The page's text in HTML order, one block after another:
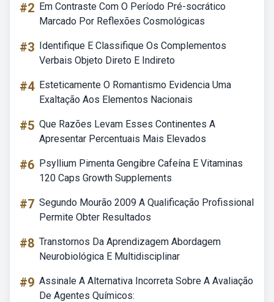
#2 Em Contraste Com O Período Pré-socrático
Marcado Por Reflexões Cosmológicas
#3 Identifique E Classifique Os Complementos
Verbais Objeto Direto E Indireto
#4 Esteticamente O Romantismo Evidencia Uma
Exaltação Aos Elementos Nacionais
#5 Que Razões Levam Esses Continentes A
Apresentar Percentuais Mais Elevados
#6 Psyllium Pimenta Gengibre Cafeína E Vitaminas
120 Caps Growth Supplements
#7 Segundo Mourão 2009 A Qualificação Profissional
Permite Obter Resultados
#8 Transtornos Da Aprendizagem Abordagem
Neurobiológica E Multidisciplinar
#9 Assinale A Alternativa Incorreta Sobre A Avaliação
De Agentes Químicos: